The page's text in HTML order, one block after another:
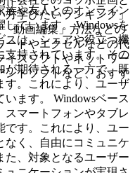
族や友人とのオンライン
ています。 Windowsを
スは、シェアや役立つ機
支持されています。その
が期待される一方で、既
す。これにより、ユーザ
ます。 Windowsベース
スマートフォンやタブレ
です。これにより、ユー
なく、自由にコミュニケ
た、対象となるユーザー
方学びたいランキング」
動画編集」方法などの
ードやエクセルなどの代
ィスソフトやネットワー
ントソフトなど、おすす